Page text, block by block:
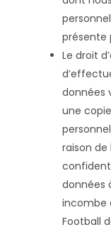
présente
Le droit
données
une
raison de
données
incombe
Football